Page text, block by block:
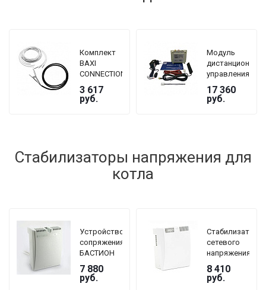
Комплект
BAXI
CONNECTION
KIT (датчик
температуры
воды с
3 617
руб.
Модуль
дистанционного
управления
электрическим
котлом
BAXI GSM-
17 360
руб.
Стабилизаторы напряжения для
котла
Устройство
сопряжения
БАСТИОН
TEPLOCOM
GF
7 880
руб.
Стабилизатор
сетевого
напряжения
TEPLOCOM
БАСТИОН
ST-1515
8 410
руб.